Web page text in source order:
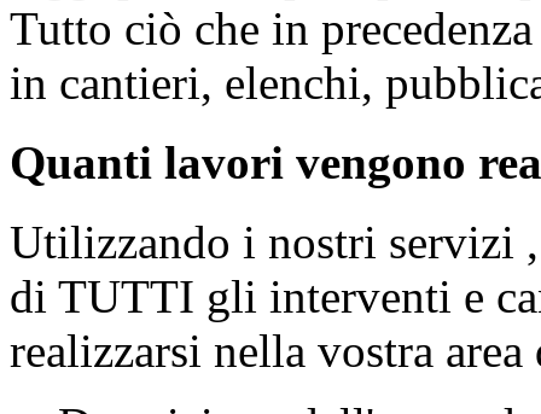
Tutto ciò che in
in cantieri, elenchi,
Quanti lavori vengono
Utilizzando i nostri servizi
di TUTTI gli interventi e
realizzarsi nella vostra